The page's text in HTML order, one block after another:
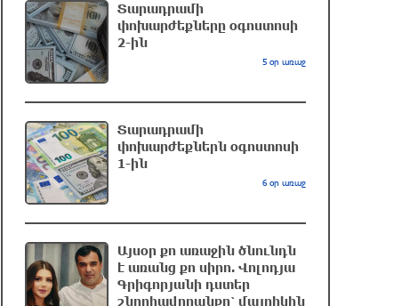
մարզիչը կգլխավորի Ղազախստանի
հավաքականը
Թրամփը ասել է, որ
ընտրություններում
3 րոպե առաջ
Տարադրամի
փոխարժեքները օգոստոսի
2-ին
5 օր առաջ
Տարադրամի
փոխարժեքներն օգոստոսի
1-ին
6 օր առաջ
Այսօր քո առաջին ծնունդն
է առանց քո սիրո. Վոլոդյա
Գրիգորյանի դստեր
շնորհավորանքը՝ մայրիկին